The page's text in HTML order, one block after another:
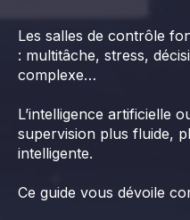
Les salles de contrôle
: multitâche, stress,
complexe…
L’intelligence artificielle
supervision plus fluide,
intelligente.
Ce guide vous dévoile